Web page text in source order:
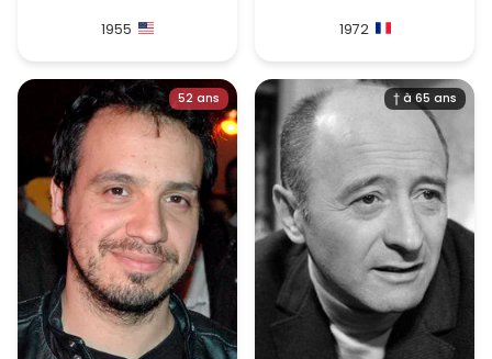
1955 1972
52 ans † à 65 ans